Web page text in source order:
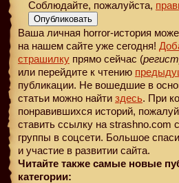
Соблюдайте, пожалуйста,
Опубликовать
Ваша личная horror-история
на нашем сайте уже сегодня!
страшилку прямо сейчас (
или перейдите к чтению
публикации. Не вошедшие в
статьи можно найти здесь. При
понравившихся историй,
ставить ссылку на strashno.com
группы в соцсети. Большое
и участие в развитии сайта.
Читайте также самые новые
категории: